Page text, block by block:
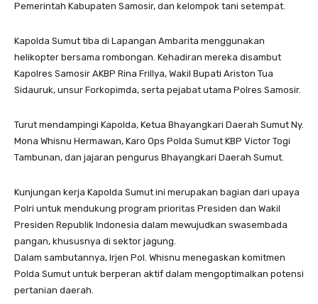
Pemerintah Kabupaten Samosir, dan kelompok tani setempat.
Kapolda Sumut tiba di Lapangan Ambarita menggunakan
helikopter bersama rombongan. Kehadiran mereka disambut
Kapolres Samosir AKBP Rina Frillya, Wakil Bupati Ariston Tua
Sidauruk, unsur Forkopimda, serta pejabat utama Polres Samosir.
Turut mendampingi Kapolda, Ketua Bhayangkari Daerah Sumut Ny.
Mona Whisnu Hermawan, Karo Ops Polda Sumut KBP Victor Togi
Tambunan, dan jajaran pengurus Bhayangkari Daerah Sumut.
Kunjungan kerja Kapolda Sumut ini merupakan bagian dari upaya
Polri untuk mendukung program prioritas Presiden dan Wakil
Presiden Republik Indonesia dalam mewujudkan swasembada
pangan, khususnya di sektor jagung.
Dalam sambutannya, Irjen Pol. Whisnu menegaskan komitmen
Polda Sumut untuk berperan aktif dalam mengoptimalkan potensi
pertanian daerah.